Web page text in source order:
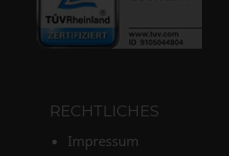
RECHTLICHES
Impressum